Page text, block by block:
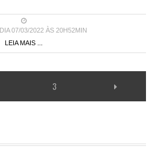
07/03/2022 ÀS 20H52MIN
LEIA MAIS ...
3